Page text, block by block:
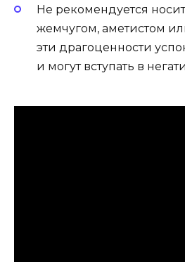
Не рекомендуется
жемчугом, аметистом
эти драгоценности
и могут вступать в